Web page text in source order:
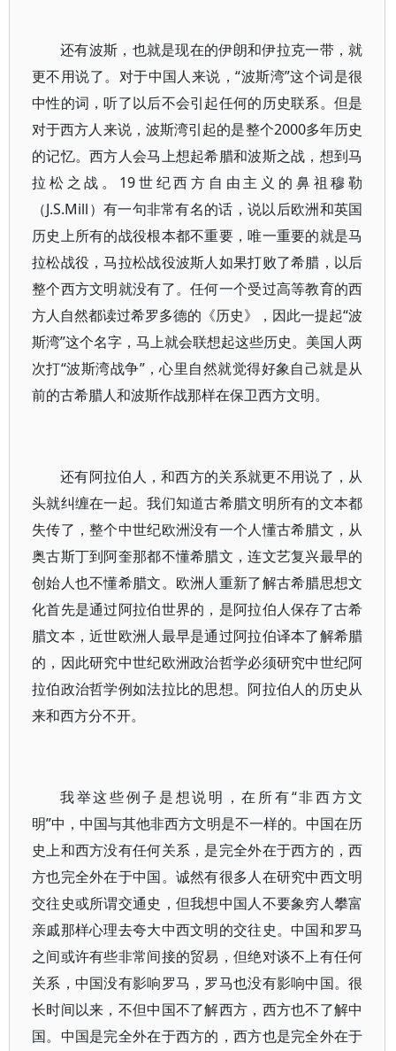
还有波斯，也就是现在的伊朗和伊拉克一带，就
更不用说了。对于中国人来说，“波斯湾”这个词是很
中性的词，听了以后不会引起任何的历史联系。但是
对于西方人来说，波斯湾引起的是整个2000多年历史
的记忆。西方人会马上想起希腊和波斯之战，想到马
拉松之战。19世纪西方自由主义的鼻祖穆勒
（J.S.Mill）有一句非常有名的话，说以后欧洲和英国
历史上所有的战役根本都不重要，唯一重要的就是马
拉松战役，马拉松战役波斯人如果打败了希腊，以后
整个西方文明就没有了。任何一个受过高等教育的西
方人自然都读过希罗多德的《历史》，因此一提起“波
斯湾”这个名字，马上就会联想起这些历史。美国人两
次打“波斯湾战争”，心里自然就觉得好象自己就是从
前的古希腊人和波斯作战那样在保卫西方文明。
还有阿拉伯人，和西方的关系就更不用说了，从
头就纠缠在一起。我们知道古希腊文明所有的文本都
失传了，整个中世纪欧洲没有一个人懂古希腊文，从
奥古斯丁到阿奎那都不懂希腊文，连文艺复兴最早的
创始人也不懂希腊文。欧洲人重新了解古希腊思想文
化首先是通过阿拉伯世界的，是阿拉伯人保存了古希
腊文本，近世欧洲人最早是通过阿拉伯译本了解希腊
的，因此研究中世纪欧洲政治哲学必须研究中世纪阿
拉伯政治哲学例如法拉比的思想。阿拉伯人的历史从
来和西方分不开。
我举这些例子是想说明，在所有“非西方文
明”中，中国与其他非西方文明是不一样的。中国在历
史上和西方没有任何关系，是完全外在于西方的，西
方也完全外在于中国。诚然有很多人在研究中西文明
交往史或所谓交通史，但我想中国人不要象穷人攀富
亲戚那样心理去夸大中西文明的交往史。中国和罗马
之间或许有些非常间接的贸易，但绝对谈不上有任何
关系，中国没有影响罗马，罗马也没有影响中国。很
长时间以来，不但中国不了解西方，西方也不了解中
国。中国是完全外在于西方的，西方也是完全外在于